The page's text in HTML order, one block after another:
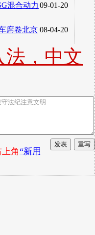
09-01-20
混合动力
08-04-20
席卷北京
，中文
角“新用